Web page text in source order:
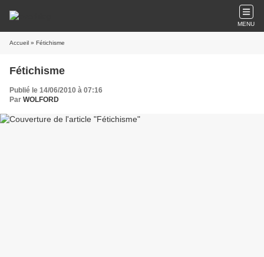
MENU
Accueil » Fétichisme
Fétichisme
Publié le 14/06/2010 à 07:16
Par WOLFORD